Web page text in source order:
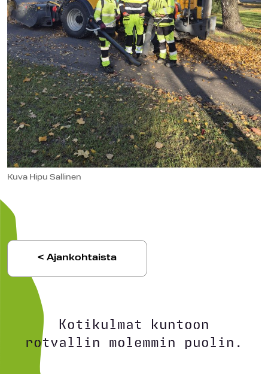
Kuva Hipu Sallinen
< Ajankohtaista
Kotikulmat kuntoon
rotvallin molemmin puolin.